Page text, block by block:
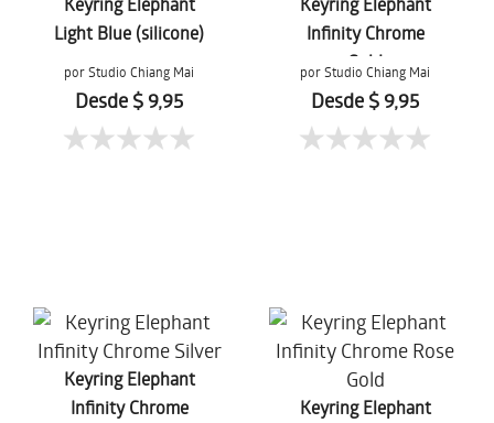
Light Blue (silicone)
por Studio Chiang Mai
Desde $ 9,95
Infinity Chrome
Gold
por Studio Chiang Mai
Desde $ 9,95
Keyring Elephant
Infinity Chrome
Keyring Elephant